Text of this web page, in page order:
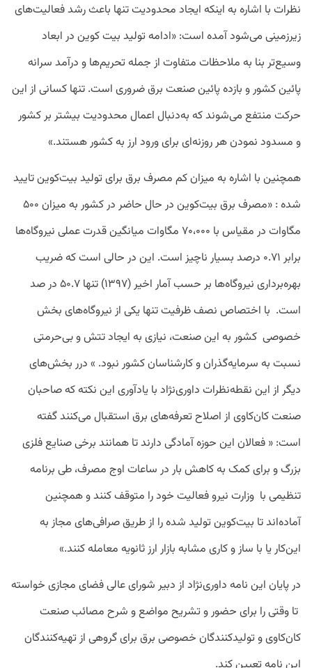
نظرات با اشاره به اینکه ایجاد محدودیت تنها باعث رشد فعالیت‌های
زیرزمینی می‌شود آمده است:‌ «ادامه تولید بیت کوین در ابعاد
وسیع‌تر بنا به ملاحظات متفاوت از جمله تحریم‌ها و درآمد سرانه
پائین کشور و بازده پائین صنعت برق ضروری است. تنها کسانی از این
حرکت منتفع می‌شوند که به‌دنبال اعمال محدودیت بیشتر بر کشور
و مسدود نمودن هر روزنه‌ای برای ورود ارز به کشور هستند.»
همچنین با اشاره به میزان کم مصرف برق برای تولید بیت‌کوین تایید
شده :‌ «مصرف برق بیت‌کوین در حال حاضر در کشور به میزان ۵۰۰
مگاوات در مقیاس با ۷۰،۰۰۰ مگاوات میانگین قدرت عملی نیروگاه‌ها
برابر ۰.۷۱ درصد بسیار ناچیز است. این در حالی است که ضریب
بهره‌برداری نیروگاه‌ها بر حسب آمار اخیر (۱۳۹۷) تنها ۵۰.۷ در صد
است. با اختصاص نصف ظرفیت تنها یکی از نیروگاه‌های بخش
خصوصی ‌ کشور به این صنعت، نیازی به ایجاد تتش و بی‌حرمتی
نسبت به سرمایه‌گذران و کارشناسان کشور نبود. » درر بخش‌های
دیگر از این نقطه‌نظرات داوری‌نژاد با یادآوری این نکته که صاحبان
صنعت کان‌کاوی از اصلاح تعرفه‌های برق استقبال می‌کنند گفته
است:‌ « فعالان این حوزه آمادگی دارند تا همانند برخی صنایع فلزی
بزرگ و برای کمک به کاهش بار در ساعات اوج مصرف، طی برنامه
تنظیمی با وزارت نیرو فعالیت خود را متوقف کنند و همچنین
آماده‌اند تا بیت‌کوین تولید شده را از طریق صرافی‌های مجاز به
این‌کار یا با ساز و کاری مشابه بازار ارز ثانویه معامله کنند.»
در پایان این نامه داوری‌نژاد از دبیر شورای عالی فضای مجازی خواسته
تا وقتی را برای حضور و تشریح مواضع و شرح مصائب صنعت
کان‌کاوی و تولید‌کنندگان خصوصی برق برای گروهی از تهیه‌کنندگان